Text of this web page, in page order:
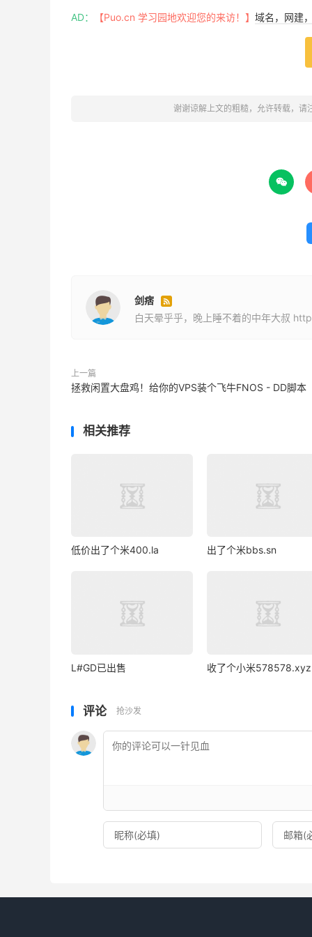
AD： 【Puo.cn 学习园地欢迎您的来访！】 域名，网建
谢谢谅解上文的粗糙，允许转载，请

剑痞 
白天晕乎乎，晚上睡不着的中年大叔
上一篇
拯救闲置大盘鸡！给你的VPS装个飞牛FNOS - DD脚本
相关推荐
低价出了个米400.la 出了个米bbs.sn
L#GD已出售 收了个小米578578.xyz
评论 抢沙发